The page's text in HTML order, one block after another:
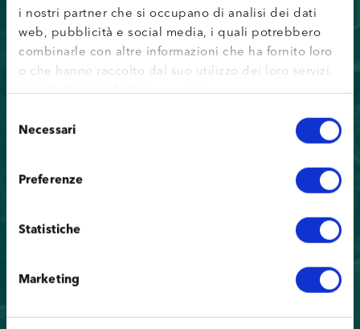
i nostri partner che si occupano di analisi dei dati
web, pubblicità e social media, i quali potrebbero
combinarle con altre informazioni che ha fornito loro
o che hanno raccolto dal suo utilizzo dei loro servizi.
Vai allaPrivacy Policycompleta.
delNecessari
Preferenze
Statistiche
Marketing